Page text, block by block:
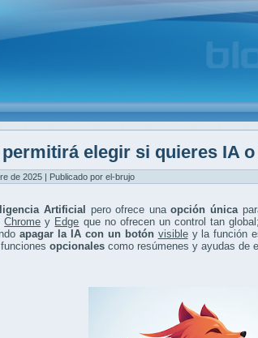
elegir si quieres IA
de 2025 | Publicado por el-brujo
Artificial pero ofrece unaopción única
Chrome y Edge que no ofrecen un control tan
apagar la IA con un botón visibley la función
opcionales como resúmenes y ayudas de